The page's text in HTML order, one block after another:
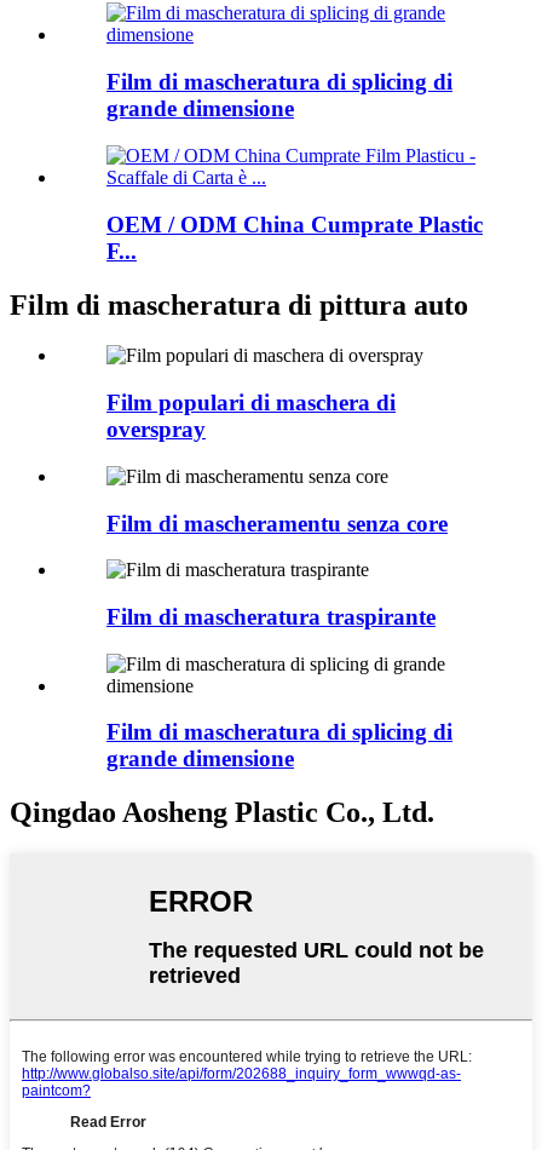
Film di mascheratura di splicing di
grande dimensione
OEM / ODM China Cumprate Plastic
F...
Film di mascheratura di pittura auto
Film populari di maschera di
overspray
Film di mascheramentu senza core
Film di mascheratura traspirante
Film di mascheratura di splicing di
grande dimensione
Qingdao Aosheng Plastic Co., Ltd.